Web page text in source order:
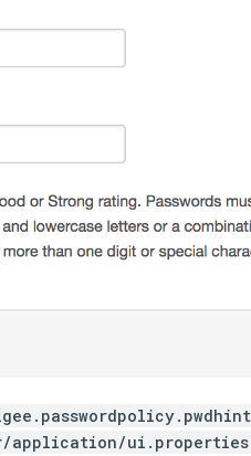
application/ui.properties